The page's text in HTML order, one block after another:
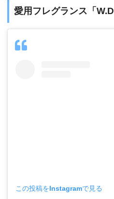
愛用フレグランス「
この投稿をInstagramで見る